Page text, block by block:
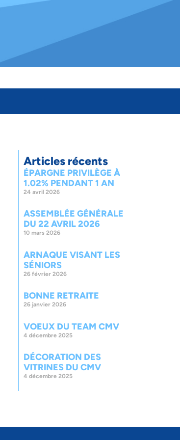
Articles récents
ÉPARGNE PRIVILÈGE À
1.02% PENDANT 1 AN
24 avril 2026
ASSEMBLÉE GÉNÉRALE
DU 22 AVRIL 2026
10 mars 2026
ARNAQUE VISANT LES
SÉNIORS
26 février 2026
BONNE RETRAITE
26 janvier 2026
VOEUX DU TEAM CMV
4 décembre 2025
DÉCORATION DES
VITRINES DU CMV
4 décembre 2025